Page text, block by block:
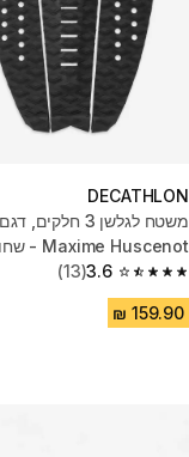
DECATHLON
Maxime Huscenot - שחור
3.6
3.6 out of 5 stars from 13 reviews
(13)